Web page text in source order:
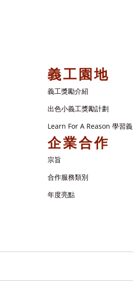
義工園地
義工獎勵介紹
出色小義工獎勵計劃
Learn For A Reason 學習義
企業合作
宗旨
合作服務類別
年度亮點